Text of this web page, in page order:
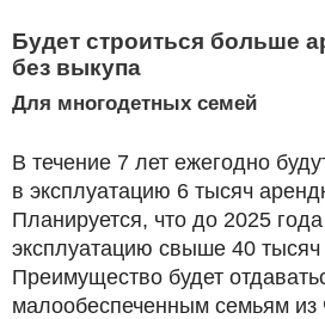
Будет строиться больше
без выкупа
Для многодетных семей
В течение 7 лет ежегодно
в эксплуатацию 6 тысяч
Планируется, что до 2025
эксплуатацию свыше 40 тысяч
Преимущество будет
малообеспеченным семьям из